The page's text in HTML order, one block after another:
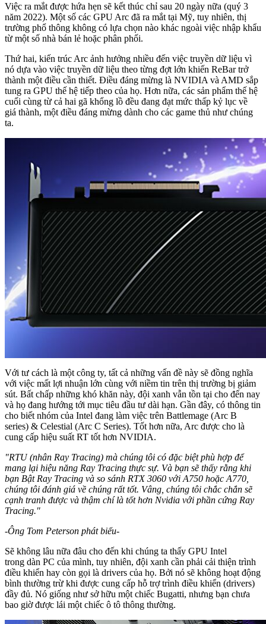
Việc ra mắt được hứa hẹn sẽ kết thúc chỉ sau 20 ngày nữa (quý 3
năm 2022). Một số các GPU Arc đã ra mắt tại Mỹ, tuy nhiên, thị
trường phổ thông không có lựa chọn nào khác ngoài việc nhập khẩu
từ một số nhà bán lẻ hoặc phân phối.
Thứ hai, kiến ​​trúc Arc ảnh hưởng nhiều đến việc truyền dữ liệu vì
nó dựa vào việc truyền dữ liệu theo từng đợt lớn khiến ReBar trở
thành một điều cần thiết. Điều đáng mừng là NVIDIA và AMD sắp
tung ra GPU thế hệ tiếp theo của họ. Hơn nữa, các sản phẩm thế hệ
cuối cùng từ cả hai gã khổng lồ đều đang đạt mức thấp kỷ lục về
giá thành, một điều đáng mừng dành cho các game thủ như chúng
ta.
Với tư cách là một công ty, tất cả những vấn đề này sẽ đồng nghĩa
với việc mất lợi nhuận lớn cùng với niềm tin trên thị trường bị giảm
sút. Bất chấp những khó khăn này, đội xanh vẫn tồn tại cho đến nay
và họ đang hướng tới mục tiêu đầu tư dài hạn. Gần đây, có thông tin
cho biết nhóm của Intel đang làm việc trên Battlemage (Arc B
series) & Celestial (Arc C Series). Tốt hơn nữa, Arc được cho là
cung cấp hiệu suất RT tốt hơn NVIDIA.
"RTU (nhân Ray Tracing) mà chúng tôi có đặc biệt phù hợp để
mang lại hiệu năng Ray Tracing thực sự. Và bạn sẽ thấy rằng khi
bạn Bật Ray Tracing và so sánh RTX 3060 với A750 hoặc A770,
chúng tôi đánh giá về chúng rất tốt. Vâng, chúng tôi chắc chắn sẽ
cạnh tranh được và thậm chí là tốt hơn Nvidia với phần cứng Ray
Tracing."
-Ông Tom Peterson phát biểu-
Sẽ không lâu nữa đâu cho đến khi chúng ta thấy GPU Intel
trong dàn PC của mình, tuy nhiên, đội xanh cần phải cải thiện trình
điều khiển hay còn gọi là drivers của họ. Bởi nó sẽ không hoạt động
bình thường trừ khi được cung cấp hỗ trợ trình điều khiển (drivers)
đầy đủ. Nó giống như sở hữu một chiếc Bugatti, nhưng bạn chưa
bao giờ được lái một chiếc ô tô thông thường.